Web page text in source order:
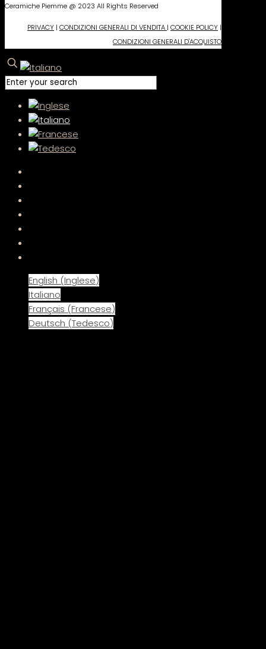
Ceramiche Piemme @ 2023 All Rights Reserved
PRIVACY | CONDIZIONI GENERALI DI VENDITA | COOKIE POLICY |
CONDIZIONI GENERALI D'ACQUISTO
English (Inglese)
Italiano
Français (Francese)
Deutsch (Tedesco)